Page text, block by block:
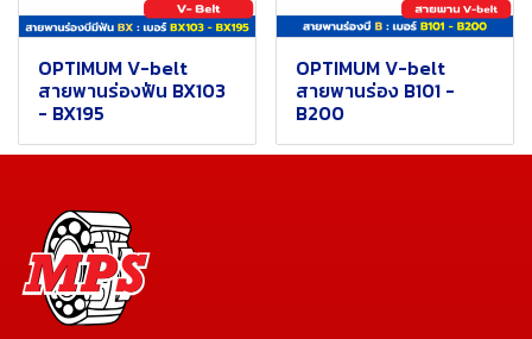
OPTIMUM V-belt
สายพานร่องฟัน BX103
- BX195
OPTIMUM V-belt
สายพานร่อง B101 -
B200